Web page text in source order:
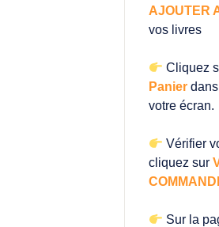
AJOUTER
vos livres
Cliquez
Panier
votre écran.
Vérifier
cliquez sur
Sur la